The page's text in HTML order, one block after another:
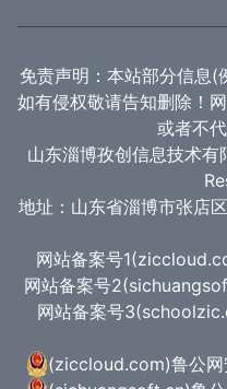
免责声明：本站部分信息(
如有侵权敬请告知删除！
或者不
山东淄博孜创信息技术
地址：山东省淄博市张店
网站备案号
网站备案号
网站备案号
(ziccloud.com)鲁公